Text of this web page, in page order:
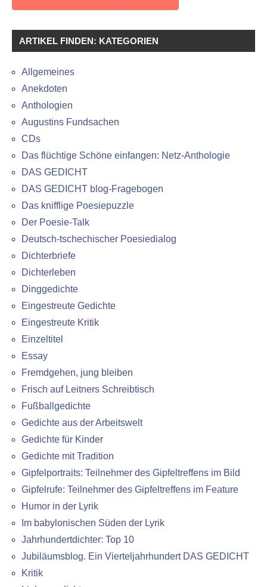
ARTIKEL FINDEN: KATEGORIEN
Allgemeines
Anekdoten
Anthologien
Augustins Fundsachen
CDs
Das flüchtige Schöne einfangen: Netz-Anthologie
DAS GEDICHT
DAS GEDICHT blog-Fragebogen
Das knifflige Poesiepuzzle
Der Poesie-Talk
Deutsch-tschechischer Poesiedialog
Dichterbriefe
Dichterleben
Dinggedichte
Eingestreute Gedichte
Eingestreute Kritik
Einzeltitel
Essay
Fremdgehen, jung bleiben
Frisch auf Leitners Schreibtisch
Fußballgedichte
Gedichte aus der Arbeitswelt
Gedichte für Kinder
Gedichte mit Tradition
Gipfelportraits: Teilnehmer des Gipfeltreffens im Bild
Gipfelrufe: Teilnehmer des Gipfeltreffens im Feature
Humor in der Lyrik
Im babylonischen Süden der Lyrik
Jahrhundertdichter: Top 10
Jubiläumsblog. Ein Vierteljahrhundert DAS GEDICHT
Kritik